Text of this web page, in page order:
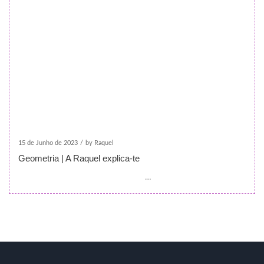
15 de Junho de 2023 / by Raquel
Geometria | A Raquel explica-te
…